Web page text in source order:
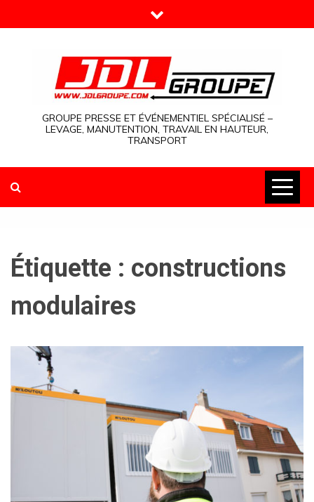
to
GROUPE PRESSE ET ÉVÉNEMENTIEL SPÉCIALISÉ –
LEVAGE, MANUTENTION, TRAVAIL EN HAUTEUR,
TRANSPORT
Étiquette : constructions
modulaires